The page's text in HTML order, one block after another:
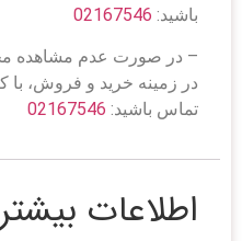
باشید: 02167546
– در صورت عدم مشاهده
در زمینه خرید و فروش، با
تماس باشید: 02167546
اطلاعات بیشتر